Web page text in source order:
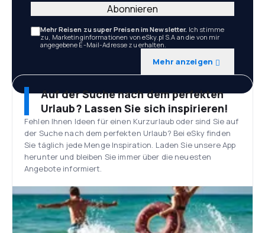
Mehr Reisen zu super Preisen im Newsletter. Ich stimme
zu, Marketinginformationen von eSky.pl S.A an die von mir
angegebene E-Mail-Adresse zu erhalten.
Mehr anzeigen
Abonnieren
Auf der Suche nach dem perfekten
Urlaub? Lassen Sie sich inspirieren!
Fehlen Ihnen Ideen für einen Kurzurlaub oder sind Sie auf
der Suche nach dem perfekten Urlaub? Bei eSky finden
Sie täglich jede Menge Inspiration. Laden Sie unsere App
herunter und bleiben Sie immer über die neuesten
Angebote informiert.